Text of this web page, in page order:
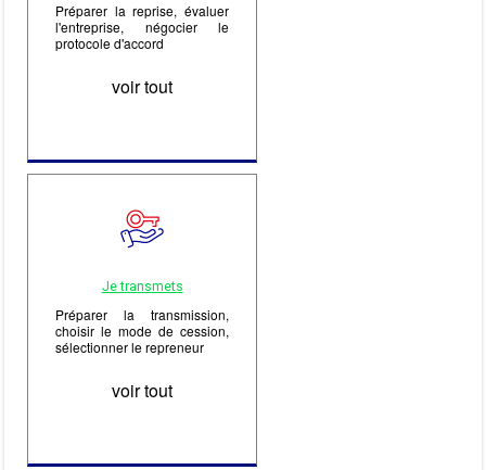
Préparer la reprise, évaluer
l'entreprise, négocier le
protocole d'accord
voir tout
Je transmets
Préparer la transmission,
choisir le mode de cession,
sélectionner le repreneur
voir tout